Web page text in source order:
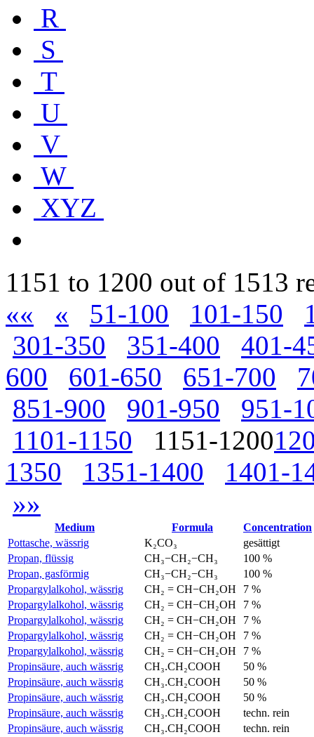
R
S
T
U
V
W
XYZ
1151 to 1200 out of 1513
««
« 51-100 101-150
301-350
351-400
401-
600
601-650 651-700
851-900
901-950
951-
1101-1150
1151-1200
1350
1351-1400
1401-
»»
Medium Formula
Concentration
Pottasche, wässrig
K₂CO₃
gesättigt
Propan, flüssig
CH₃−CH₂−CH₃
100 %
Propan, gasförmig
CH₃−CH₂−CH₃
100 %
Propargylalkohol, wässrig
CH₂ = CH−CH₂OH
7 %
Propargylalkohol, wässrig
CH₂ = CH−CH₂OH
7 %
Propargylalkohol, wässrig
CH₂ = CH−CH₂OH
7 %
Propargylalkohol, wässrig
CH₂ = CH−CH₂OH
7 %
Propargylalkohol, wässrig
CH₂ = CH−CH₂OH
7 %
Propinsäure, auch wässrig
CH₃.CH₂COOH
50 %
Propinsäure, auch wässrig
CH₃.CH₂COOH
50 %
Propinsäure, auch wässrig
CH₃.CH₂COOH
50 %
Propinsäure, auch wässrig
CH₃.CH₂COOH
techn. rein
Propinsäure, auch wässrig
CH₃.CH₂COOH
techn. rein